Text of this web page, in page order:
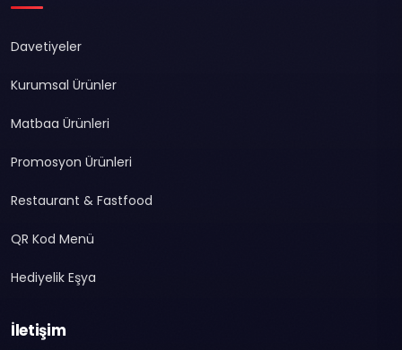
Davetiyeler
Kurumsal Ürünler
Matbaa Ürünleri
Promosyon Ürünleri
Restaurant & Fastfood
QR Kod Menü
Hediyelik Eşya
İletişim